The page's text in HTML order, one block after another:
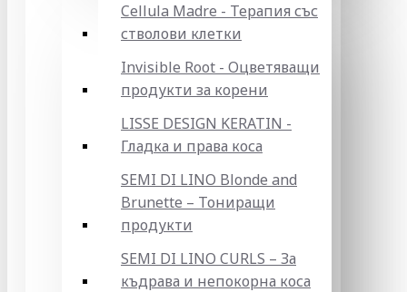
Cellula Madre - Терапия със
стволови клетки
Invisible Root - Оцветяващи
продукти за корени
LISSE DESIGN KERATIN -
Гладка и права коса
SEMI DI LINO Blonde and
Brunette – Тониращи
продукти
SEMI DI LINO CURLS – За
къдрава и непокорна коса